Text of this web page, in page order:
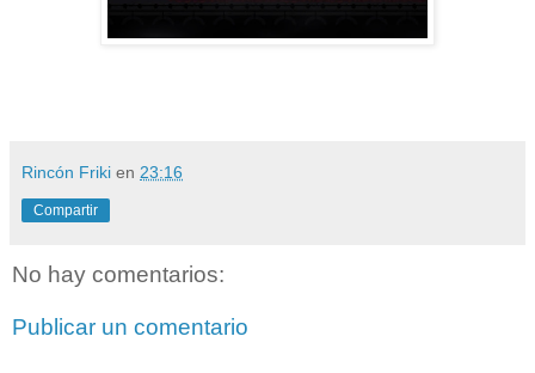
Rincón Friki en 23:16
Compartir
No hay comentarios:
Publicar un comentario